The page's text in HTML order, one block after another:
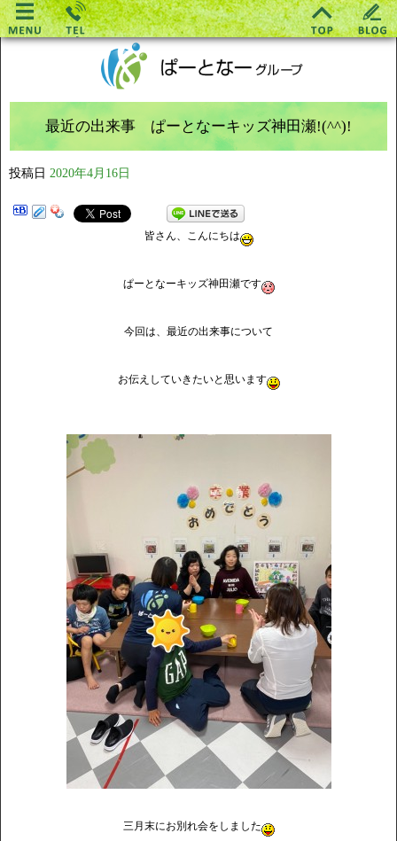
最近の出来事 ぱーとなーキッズ神田瀬!(^^)!
投稿日 2020年4月16日
皆さん、こんにちは
ぱーとなーキッズ神田瀬です
今回は、最近の出来事について
お伝えしていきたいと思います
三月末にお別れ会をしました